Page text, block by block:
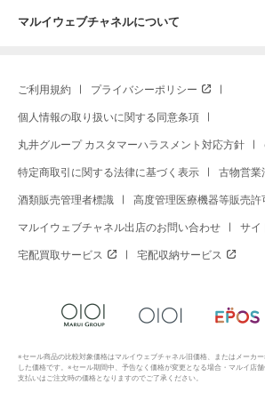
マルイウェブチャネルについて
ご利用規約 プライバシーポリシー
個人情報の取り扱いに関する同意条項
丸井グループ カスタマーハラスメント対応方針
特定商取引に関する法律に基づく表示 古物営業
酒類販売管理者標識 高度管理医療機器等販売
マルイウェブチャネル出店のお問い合わせ サイ
宅配買取サービス 宅配収納サービス
※セール商品の比較対象価格はマルイウェブチャネル旧価格、またはメーカ
した価格です。※セール期間中、予告なく価格が変更となる場合・マルイ店
支払いはご注文時の価格となりますのでご了承ください。